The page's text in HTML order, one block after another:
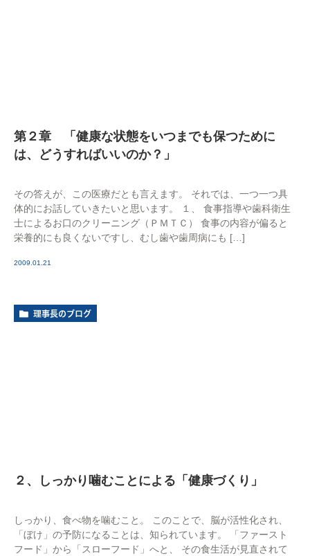
第２章 「健康な状態をいつまでも保つために
は、どうすればいいのか？」
その答えが、この医療だとも言えます。 それでは、一つ一つ具
体的にお話していきたいと思います。 １、 食事指導や歯科衛生
士によるお口のクリーニング（ＰＭＴＣ） 食事の内容が偏ると
栄養的にも良くないですし、むし歯や歯周病にも […]
2009.01.21
理事長のブログ
２、しっかり噛むことによる「健康づくり」
しっかり、食べ物を噛むこと。 このことで、脳が活性化され、
「ぼけ」の予防になることは、知られています。 「ファースト
フード」から「スローフード」へと、 その食生活が見直されて